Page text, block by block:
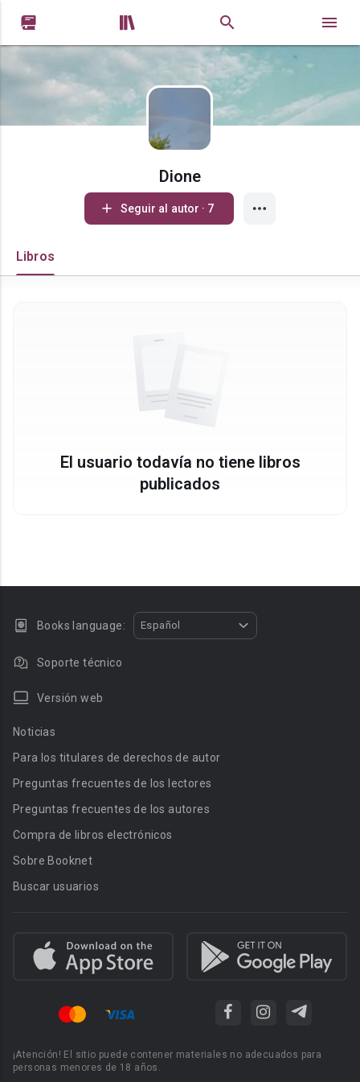
 
Dione
Seguir al autor · 7
Libros
El usuario todavía no tiene libros
publicados
Books language: Español
Soporte técnico
Versión web
Noticias
Para los titulares de derechos de autor
Preguntas frecuentes de los lectores
Preguntas frecuentes de los autores
Compra de libros electrónicos
Sobre Booknet
Buscar usuarios
¡Atención! El sitio puede contener materiales no adecuados para
personas menores de 18 años.